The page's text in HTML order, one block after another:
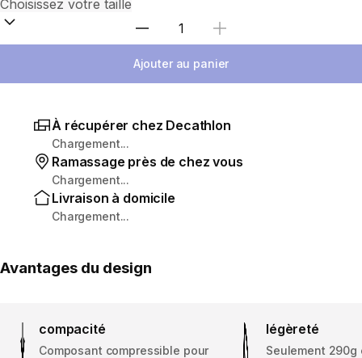
Sélectionnez la quantité
Ajouter au panier
À récupérer chez Decathlon
Chargement...
Ramassage près de chez vous
Chargement...
Livraison à domicile
Chargement...
Avantages du design
compacité
Composant compressible pour
légèreté
Seulement 290g